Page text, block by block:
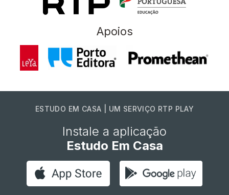
Apoios
ESTUDO EM CASA | UM SERVIÇO RTP PLAY
Instale a aplicação
Estudo Em Casa